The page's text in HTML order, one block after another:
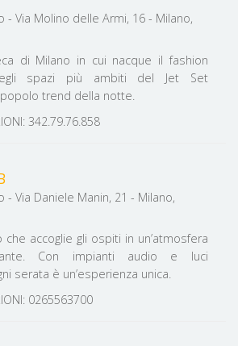
- Via Molino delle Armi, 16 - Milano,
di Milano in cui nacque il fashion
spazi più ambiti del Jet Set
trend della notte.
342.79.76.858
- Via Daniele Manin, 21 - Milano,
che accoglie gli ospiti in un’atmosfera
Con impianti audio e luci
serata è un’esperienza unica.
0265563700